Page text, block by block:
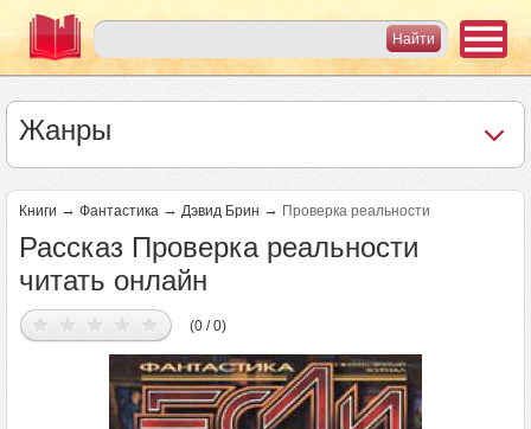
Жанры
Книги → Фантастика → Дэвид Брин → Проверка реальности
Рассказ Проверка реальности
читать онлайн
(0 / 0)